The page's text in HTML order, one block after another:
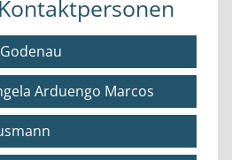
Arduengo Marcos